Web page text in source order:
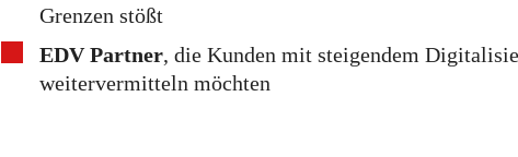
Grenzen stößt
EDV Partner, die Kunden mit steigendem
weitervermitteln möchten